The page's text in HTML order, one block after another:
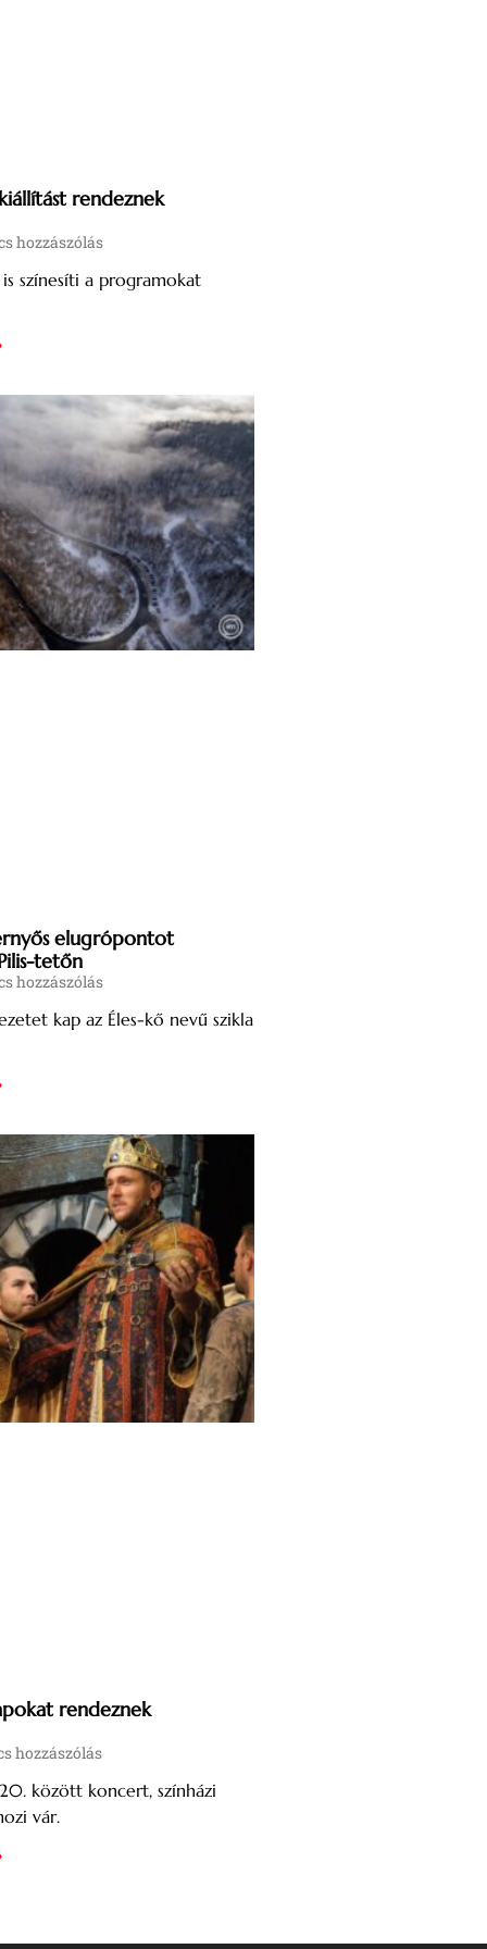
rendeznek
hozzászólás
színesíti a programokat
elugrópontot
tetőn
hozzászólás
kap az Éles-kő nevű szikla
rendeznek
hozzászólás
20. között koncert, színházi
vár.